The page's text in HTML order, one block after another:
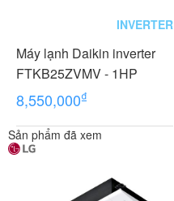
INVERTER
Máy lạnh Daikin inverter
FTKB25ZVMV - 1HP
8,550,000₫
Sản phẩm đã xem